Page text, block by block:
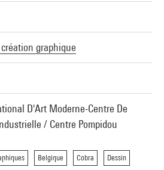
graphique
D'Art Moderne-Centre De
/ Centre Pompidou
Belgique Cobra Dessin